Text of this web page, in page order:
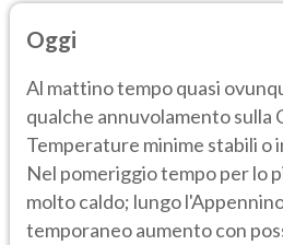
Oggi
Al mattino tempo quasi
qualche annuvolamento sulla
Temperature minime stabili o
Nel pomeriggio tempo per lo
molto caldo; lungo
temporaneo aumento con